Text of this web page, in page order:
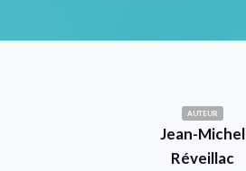
AUTEUR
Jean-Michel
Réveillac